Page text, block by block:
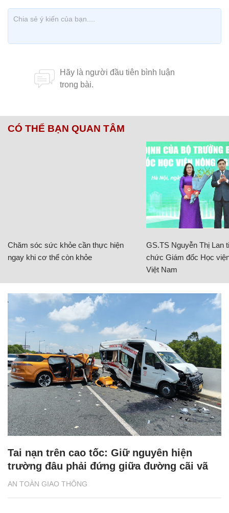
CÓ THỂ BẠN QUAN TÂM
Chăm sóc sức khỏe cần thực hiện
ngay khi cơ thể còn khỏe
GS.TS Nguyễn Thị Lan
chức Giám đốc Học
Việt Nam
AN TOÀN GIAO THÔNG
Tai nạn trên cao tốc: Giữ nguyên hiện
trường đâu phải đứng giữa đường cãi vã